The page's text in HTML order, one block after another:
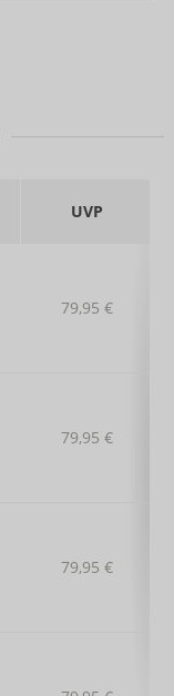
UVP
79,95 €
79,95 €
79,95 €